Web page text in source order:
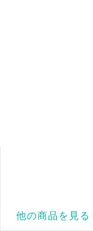
他の商品を見る